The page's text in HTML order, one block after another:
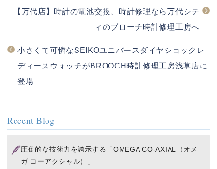
o
【万代店】時計の電池交換、時計修理なら万代シテ
ィのブローチ時計修理工房へ
小さくて可憐なSEIKOユニバースダイヤショックレ
ディースウォッチがBROOCH時計修理工房浅草店に
登場
Recent Blog
圧倒的な技術力を誇示する「OMEGA CO-AXIAL（オメ
ガ コーアクシャル）」